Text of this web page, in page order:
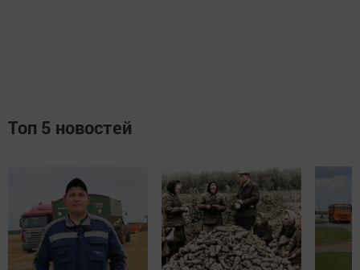
Топ 5 новостей